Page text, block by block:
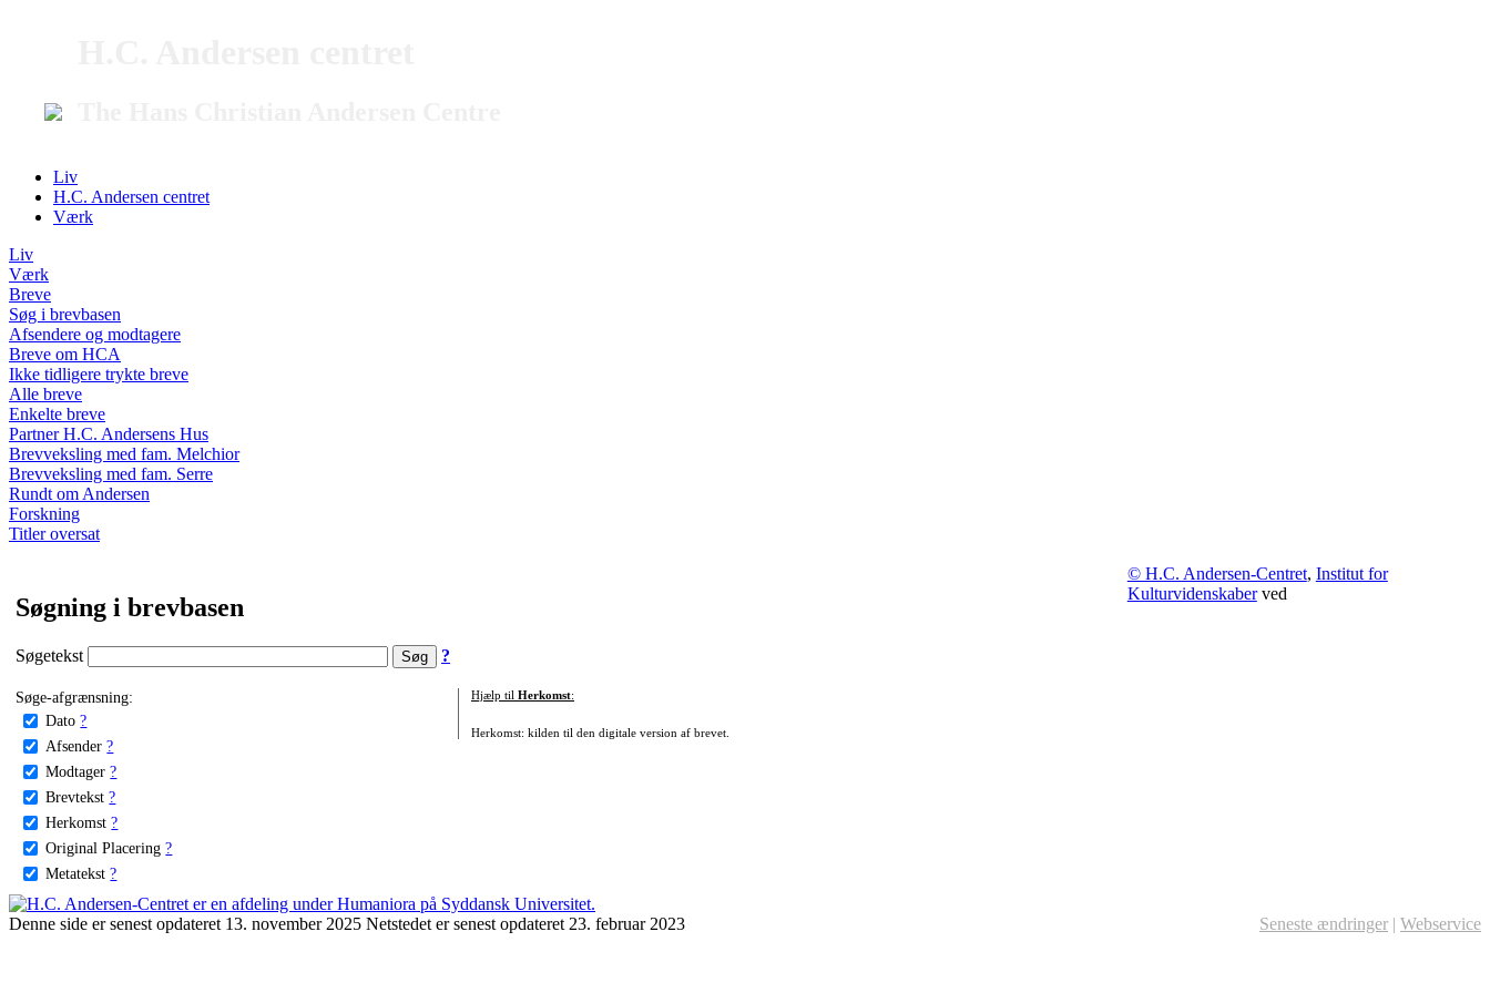
Liv
H.C. Andersen centret
Værk
Liv
Værk
Breve
Søg i brevbasen
Afsendere og modtagere
Breve om HCA
Ikke tidligere trykte breve
Alle breve
Enkelte breve
Partner H.C. Andersens Hus
Brevveksling med fam. Melchior
Brevveksling med fam. Serre
Rundt om Andersen
Forskning
Titler oversat
Søgning i brevbasen
Søgetekst ?
Søge-afgrænsning:
Dato ?
Afsender ?
Modtager ?
Brevtekst ?
Herkomst ?
Original Placering ?
Metatekst ?
Hjælp til Herkomst:
Herkomst: kilden til den digitale version af brevet.
© H.C. Andersen-Centret, Institut for
Kulturvidenskaberved
Denne side er senest opdateret 13. november 2025 Netstedet er senest opdateret 23. februar 2023 Seneste ændringer | Webservice